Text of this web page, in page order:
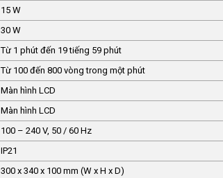
15 W
30 W
Từ 1 phút đến 19 tiếng 59 phút
Từ 100 đến 800 vòng trong một phút
Màn hình LCD
Màn hình LCD
100 – 240 V, 50 / 60 Hz
IP21
300 x 340 x 100 mm (W x H x D)